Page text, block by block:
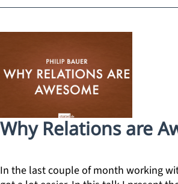
Why Relations are
In the last couple of month working